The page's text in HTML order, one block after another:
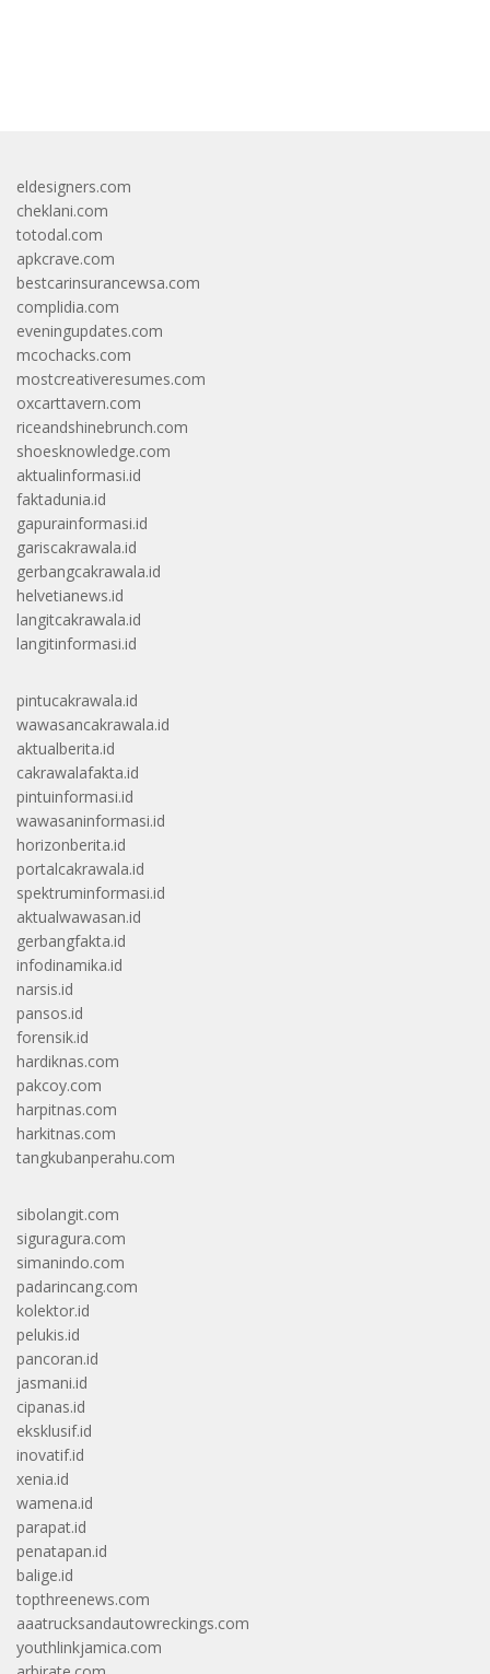
eldesigners.com
cheklani.com
totodal.com
apkcrave.com
bestcarinsurancewsa.com
complidia.com
eveningupdates.com
mcochacks.com
mostcreativeresumes.com
oxcarttavern.com
riceandshinebrunch.com
shoesknowledge.com
aktualinformasi.id
faktadunia.id
gapurainformasi.id
gariscakrawala.id
gerbangcakrawala.id
helvetianews.id
langitcakrawala.id
langitinformasi.id
pintucakrawala.id
wawasancakrawala.id
aktualberita.id
cakrawalafakta.id
pintuinformasi.id
wawasaninformasi.id
horizonberita.id
portalcakrawala.id
spektruminformasi.id
aktualwawasan.id
gerbangfakta.id
infodinamika.id
narsis.id
pansos.id
forensik.id
hardiknas.com
pakcoy.com
harpitnas.com
harkitnas.com
tangkubanperahu.com
sibolangit.com
siguragura.com
simanindo.com
padarincang.com
kolektor.id
pelukis.id
pancoran.id
jasmani.id
cipanas.id
eksklusif.id
inovatif.id
xenia.id
wamena.id
parapat.id
penatapan.id
balige.id
topthreenews.com
aaatrucksandautowreckings.com
youthlinkjamica.com